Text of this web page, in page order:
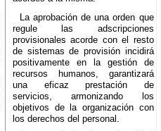
La aprobación de una orden que
regule las adscripciones
provisionales acorde con el resto
de sistemas de provisión incidirá
positivamente en la gestión de
recursos humanos, garantizará
una eficaz prestación de
servicios, armonizando los
objetivos de la organización con
los derechos del personal.